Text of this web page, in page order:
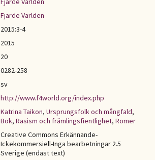
Fjärde Världen
2015:3-4
2015
20
0282-258
sv
http://www.f4world.org/index.php
Katrina Taikon, Ursprungsfolk och mångfald,
Bok, Rasism och främlingsfientlighet, Romer
Creative Commons Erkännande-
Ickekommersiell-Inga bearbetningar 2.5
Sverige (endast text)